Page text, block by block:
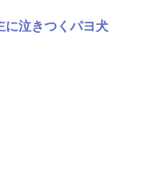
に泣きつくパヨ犬